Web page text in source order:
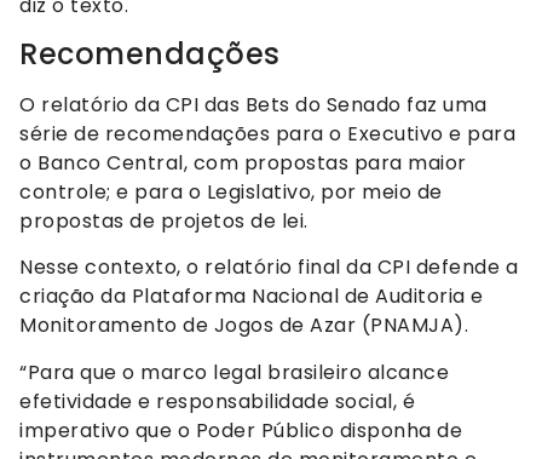
Recomendações
O relatório da CPI das Bets do Senado faz uma
série de recomendações para o Executivo e para
o Banco Central, com propostas para maior
controle; e para o Legislativo, por meio de
propostas de projetos de lei.
Nesse contexto, o relatório final da CPI defende a
criação da Plataforma Nacional de Auditoria e
Monitoramento de Jogos de Azar (PNAMJA).
“Para que o marco legal brasileiro alcance
efetividade e responsabilidade social, é
imperativo que o Poder Público disponha de